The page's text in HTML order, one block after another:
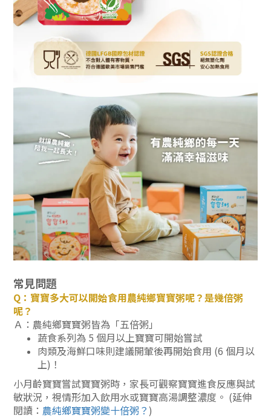
常見問題
Q：寶寶多大可以開始食用農純鄉寶寶粥呢？是幾倍粥
呢？
Ａ： 農純鄉寶寶粥皆為「五倍粥」
蔬食系列為 5 個月以上寶寶可開始嘗試
肉類及海鮮口味則建議開葷後再開始食用 (6 個月以
上) ！
小月齡寶寶嘗試寶寶粥時，家長可觀察寶寶進食反應與試
敏狀況，視情形加入飲用水或寶寶高湯調整濃度 。 (延伸
閱讀： 農純鄉寶寶粥變十倍粥？)